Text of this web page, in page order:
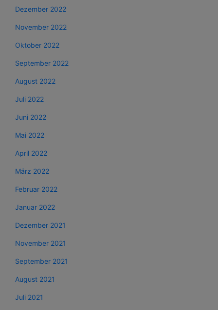
Dezember 2022
November 2022
Oktober 2022
September 2022
August 2022
Juli 2022
Juni 2022
Mai 2022
April 2022
März 2022
Februar 2022
Januar 2022
Dezember 2021
November 2021
September 2021
August 2021
Juli 2021